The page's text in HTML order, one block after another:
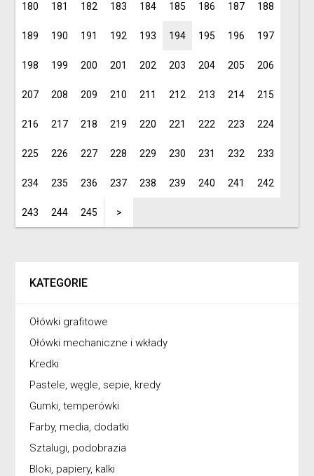
180 181 182 183 184 185 186 187 188
189 190 191 192 193 194 195 196 197
198 199 200 201 202 203 204 205 206
207 208 209 210 211 212 213 214 215
216 217 218 219 220 221 222 223 224
225 226 227 228 229 230 231 232 233
234 235 236 237 238 239 240 241 242
243 244 245 >
KATEGORIE
Ołówki grafitowe
Ołówki mechaniczne i wkłady
Kredki
Pastele, węgle, sepie, kredy
Gumki, temperówki
Farby, media, dodatki
Sztalugi, podobrazia
Bloki, papiery, kalki